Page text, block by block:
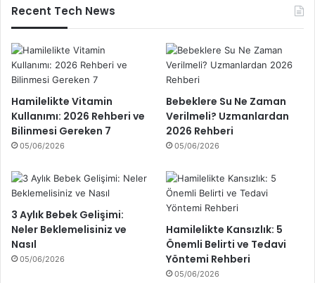
Recent Tech News
Hamilelikte Vitamin
Kullanımı: 2026 Rehberi ve
Bilinmesi Gereken 7
05/06/2026
Bebeklere Su Ne Zaman
Verilmeli? Uzmanlardan
2026 Rehberi
05/06/2026
3 Aylık Bebek Gelişimi:
Neler Beklemelisiniz ve
Nasıl
05/06/2026
Hamilelikte Kansızlık: 5
Önemli Belirti ve Tedavi
Yöntemi Rehberi
05/06/2026